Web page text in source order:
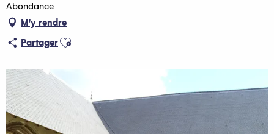
Abondance
M'y rendre
PartagerAjouter aux favoris